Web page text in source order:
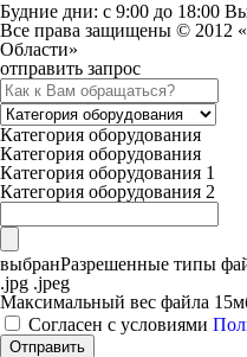
Будние дни: c 9:00 до 18:00
Все права защищены © 2012
Области»
отправить запрос
Категория оборудования
Категория оборудования
Категория оборудования 1
Категория оборудования 2
выбранРазрешенные типы
.jpg .jpeg
Максимальный вес файла
Согласен с условиями